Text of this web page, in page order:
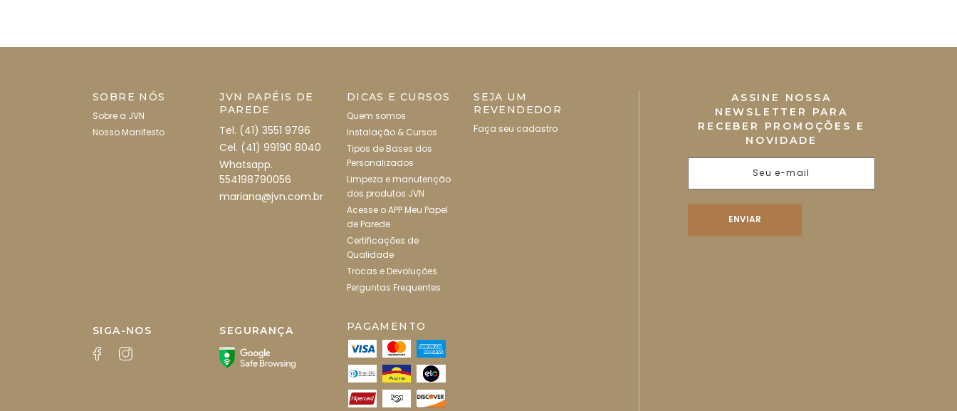
SOBRE NÓS
Sobre a JVN
Nosso Manifesto
JVN PAPÉIS DE
PAREDE
Tel. (41) 3551 9796
Cel. (41) 99190 8040
Whatsapp.
554198790056
mariana@jvn.com.br
DICAS E CURSOS
Quem somos
Instalação & Cursos
Tipos de Bases dos
Personalizados
Limpeza e manutenção
dos produtos JVN
Acesse o APP Meu Papel
de Parede
Certificações de
Qualidade
Trocas e Devoluções
Perguntas Frequentes
SEJA UM
REVENDEDOR
Faça seu cadastro
SIGA-NOS SEGURANÇA PAGAMENTO
ASSINE NOSSA
NEWSLETTER PARA
RECEBER PROMOÇÕES E
NOVIDADE